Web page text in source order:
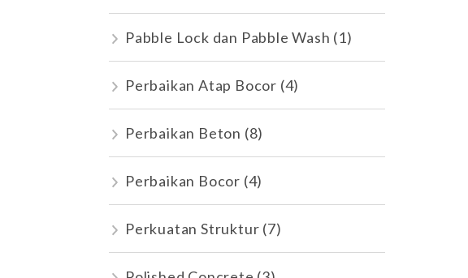
Pabble Lock dan Pabble Wash (1)
Perbaikan Atap Bocor (4)
Perbaikan Beton (8)
Perbaikan Bocor (4)
Perkuatan Struktur (7)